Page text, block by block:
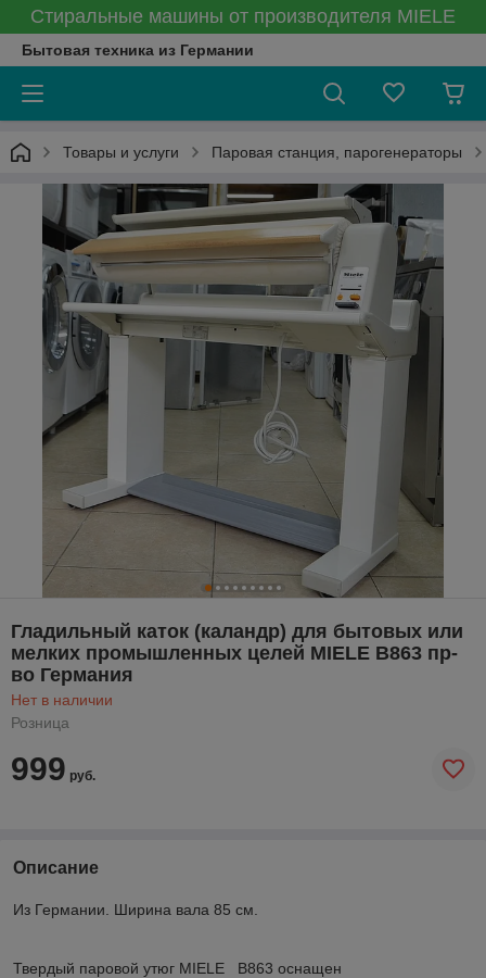
Стиральные машины от производителя MIELE
Бытовая техника из Германии
Товары и услуги Паровая станция, парогенераторы
Гладильный каток (каландр) для бытовых или
мелких промышленных целей MIELE B863 пр-
во Германия
Нет в наличии
Розница
999 руб.
Описание
Из Германии. Ширина вала 85 см.
Твердый паровой утюг MIELE B863 оснащен